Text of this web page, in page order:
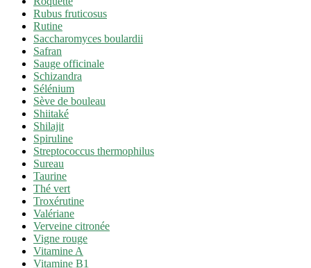
Rubus fruticosus
Rutine
Saccharomyces boulardii
Safran
Sauge officinale
Schizandra
Sélénium
Sève de bouleau
Shiitaké
Shilajit
Spiruline
Streptococcus thermophilus
Sureau
Taurine
Thé vert
Troxérutine
Valériane
Verveine citronée
Vigne rouge
Vitamine A
Vitamine B1